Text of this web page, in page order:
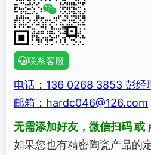
联系客服
电话：136 0268 3853 彭经
邮箱：hardc046@126.com
无需添加好友，微信扫码 或
如果您也有精密陶瓷产品的